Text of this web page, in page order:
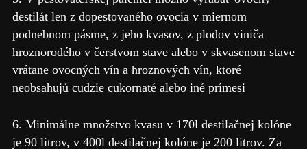
destilát len z dopestovaného ovocia v miernom
podnebnom pásme, z jeho kvasov, z plodov viniča
hroznorodého v čerstvom stave alebo v skvasenom stave
vrátane ovocných vín a hroznových vín, ktoré
neobsahujú cudzie cukornaté alebo iné prímesi
6. Minimálne množstvo kvasu v 170l destilačnej kolóne
je 90 litrov, v 400l destilačnej kolóne je 200 litrov. Za